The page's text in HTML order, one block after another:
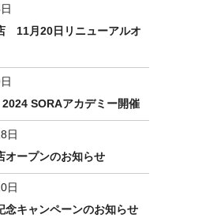
11月20日リニューアルオ
2024 SORAアカデミー開催
日
オープンのお知らせ
日
念キャンペーンのお知らせ